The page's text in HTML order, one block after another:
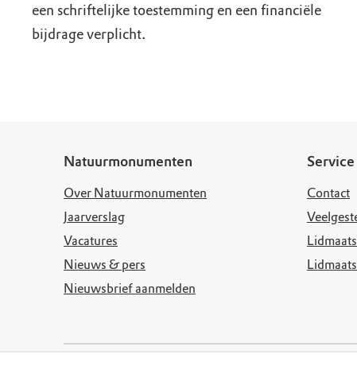
een schriftelijke toestemming en een financiële
bijdrage verplicht.
Natuurmonumenten
Over Natuurmonumenten
Jaarverslag
Vacatures
Nieuws & pers
Nieuwsbrief aanmelden
Service
Contact